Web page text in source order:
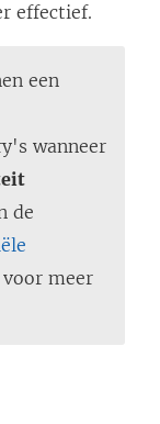
effectief.
een
wanneer
de
voor meer